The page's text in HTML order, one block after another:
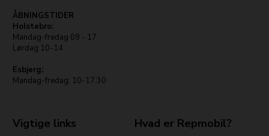
ÅBNINGSTIDER
Holstebro:
Mandag-fredag 09 - 17
Lørdag 10-14
Esbjerg:
Mandag-fredag: 10-17.30
Vigtige links Hvad er Repmobil?